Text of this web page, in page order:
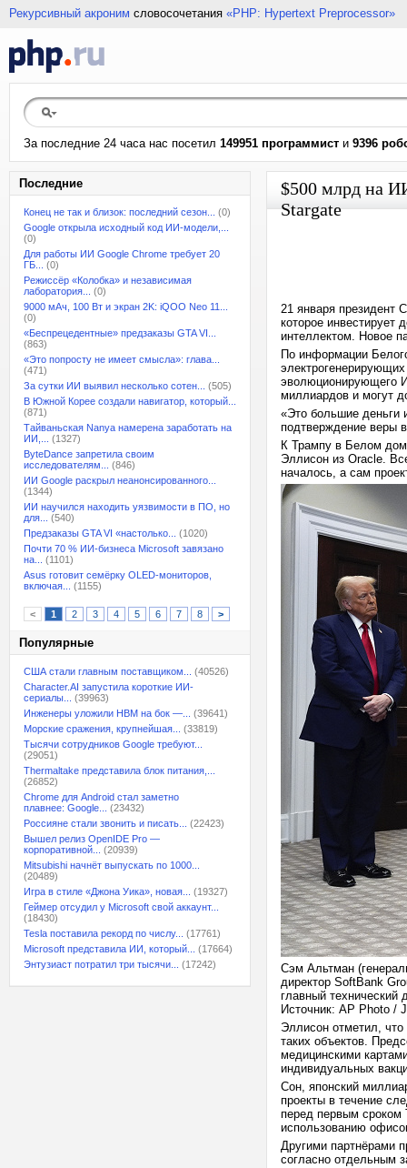
Рекурсивный акроним словосочетания «PHP: Hypertext Preprocessor»
За последние 24 часа нас посетил 149951 программист и 9396
Последние
Конец не так и близок: последний сезон...
(0)
Google открыла исходный код ИИ-модели,...
(0)
Для работы ИИ Google Chrome требует 20
ГБ...
(0)
Режиссёр «Колобка» и независимая
лаборатория...
(0)
9000 мАч, 100 Вт и экран 2K: iQOO Neo 11...
(0)
«Беспрецедентные» предзаказы GTA VI...
(863)
«Это попросту не имеет смысла»: глава...
(471)
За сутки ИИ выявил несколько сотен...
(505)
В Южной Корее создали навигатор, который...
(871)
Тайваньская Nanya намерена заработать на
ИИ,...
(1327)
ByteDance запретила своим
исследователям...
(846)
ИИ Google раскрыл неанонсированного...
(1344)
ИИ научился находить уязвимости в ПО, но
для...
(540)
Предзаказы GTA VI «настолько...
(1020)
Почти 70 % ИИ-бизнеса Microsoft завязано
на...
(1101)
Asus готовит семёрку OLED-мониторов,
включая...
(1155)
< 1 2 3 4 5 6 7 8 >
Популярные
США стали главным поставщиком...
(40526)
Character.AI запустила короткие ИИ-
сериалы...
(39963)
Инженеры уложили HBM на бок —...
(39641)
Морские сражения, крупнейшая...
(33819)
Тысячи сотрудников Google требуют...
(29051)
Thermaltake представила блок питания,...
(26852)
Chrome для Android стал заметно
плавнее: Google...
(23432)
Россияне стали звонить и писать...
(22423)
Вышел релиз OpenIDE Pro —
корпоративной...
(20939)
Mitsubishi начнёт выпускать по 1000...
(20489)
Игра в стиле «Джона Уика», новая...
(19327)
Геймер отсудил у Microsoft свой аккаунт...
(18430)
Tesla поставила рекорд по числу...
(17761)
Microsoft представила ИИ, который...
(17664)
Энтузиаст потратил три тысячи...
(17242)
$500 млрд на
Stargate
21 января президент
которое инвестирует
интеллектом. Новое
По информации
эволюционирующего
миллиардов и могут
«Это большие деньги
подтверждение веры
К Трампу в Белом
Эллисон из Oracle.
началось, а сам
Сэм Альтман
директор SoftBank
главный технический
Источник: AP Photo /
Эллисон отметил,
таких объектов.
медицинскими
индивидуальных
Сон, японский
проекты в течение
перед первым сроком
использованию
Другими партнёрами
согласно отдельным